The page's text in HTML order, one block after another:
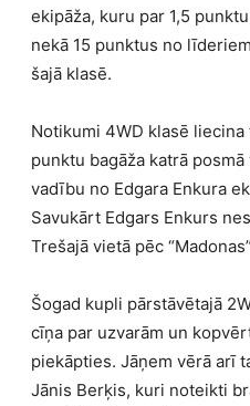
ekipāža, kuru par 1,5
nekā 15 punktus no
šajā klasē.
Notikumi 4WD klasē
punktu bagāža katrā
vadību no Edgara Enkura
Savukārt Edgars Enkurs
Trešajā vietā pēc
Šogad kupli pārstāvētajā
cīņa par uzvarām un
piekāpties. Jāņem vērā arī
Jānis Berķis, kuri noteikti